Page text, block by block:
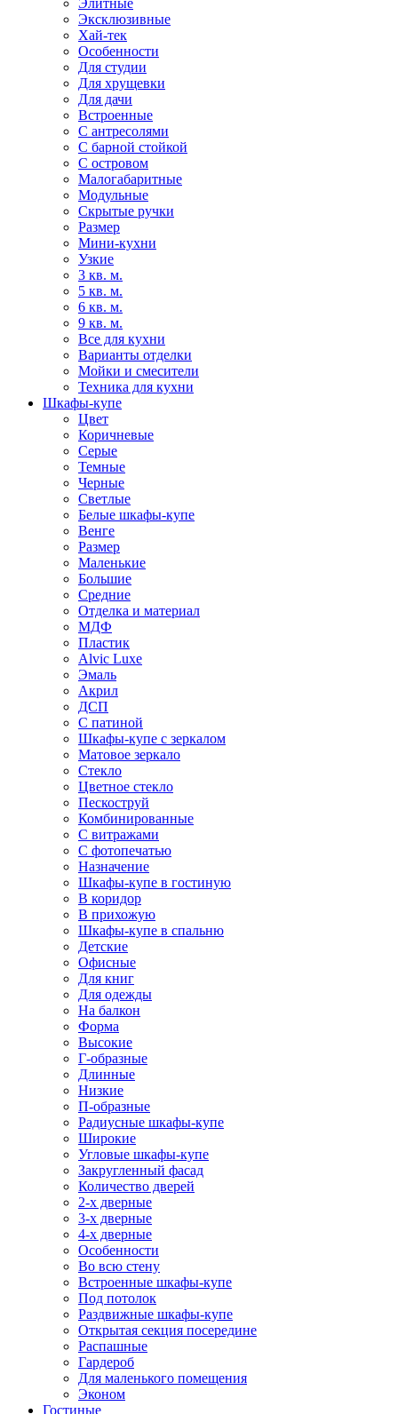
Элитные
Эксклюзивные
Хай-тек
Особенности
Для студии
Для хрущевки
Для дачи
Встроенные
С антресолями
С барной стойкой
С островом
Малогабаритные
Модульные
Скрытые ручки
Размер
Мини-кухни
Узкие
3 кв. м.
5 кв. м.
6 кв. м.
9 кв. м.
Все для кухни
Варианты отделки
Мойки и смесители
Техника для кухни
Шкафы-купе
Цвет
Коричневые
Серые
Темные
Черные
Светлые
Белые шкафы-купе
Венге
Размер
Маленькие
Большие
Средние
Отделка и материал
МДФ
Пластик
Alvic Luxe
Эмаль
Акрил
ДСП
С патиной
Шкафы-купе с зеркалом
Матовое зеркало
Стекло
Цветное стекло
Пескоструй
Комбинированные
С витражами
С фотопечатью
Назначение
Шкафы-купе в гостиную
В коридор
В прихожую
Шкафы-купе в спальню
Детские
Офисные
Для книг
Для одежды
На балкон
Форма
Высокие
Г-образные
Длинные
Низкие
П-образные
Радиусные шкафы-купе
Широкие
Угловые шкафы-купе
Закругленный фасад
Количество дверей
2-х дверные
3-х дверные
4-х дверные
Особенности
Во всю стену
Встроенные шкафы-купе
Под потолок
Раздвижные шкафы-купе
Открытая секция посередине
Распашные
Гардероб
Для маленького помещения
Эконом
Гостиные